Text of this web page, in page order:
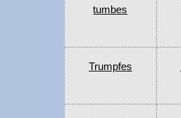
tumbes
Trumpfes